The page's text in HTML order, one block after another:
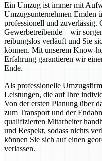
Ein Umzug ist immer mit
Umzugsunternehmen Emden
professionell und zuverlässig.
Gewerbetreibende – wir
reibungslos verläuft und Sie
können. Mit unserem Know-
Erfahrung garantieren wir
Ende.
Als professionelle
Leistungen, die auf Ihre
Von der ersten Planung über
zum Transport und der
qualifizierten Mitarbeiter
und Respekt, sodass nichts
können Sie sich auf einen
verlassen.